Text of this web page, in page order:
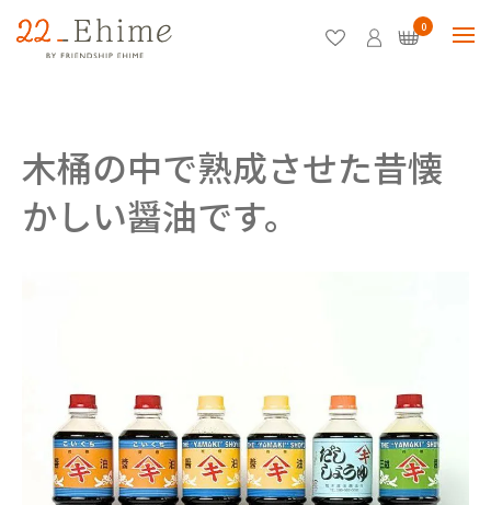
0
木桶の中で熟成させた昔懐
かしい醤油です。